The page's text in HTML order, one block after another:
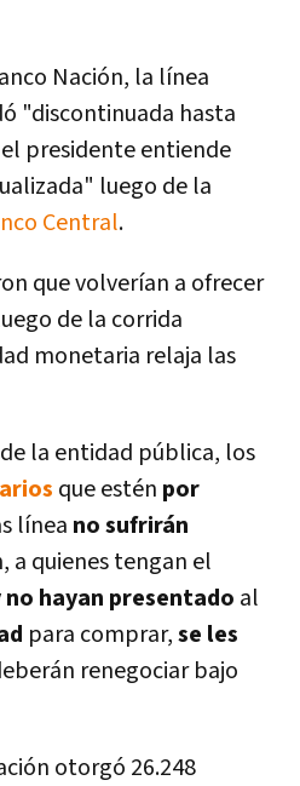
Nación, la lí­nea
"discontinuada hasta
presidente entiende
luego de la
Central.
que volverí­an a ofrecer
de la corrida
monetaria relaja las
la entidad pública, los
que estén por
lí­nea no sufrirán
a quienes tengan el
hayan presentado al
para comprar,se les
renegociar bajo
otorgó 26.248